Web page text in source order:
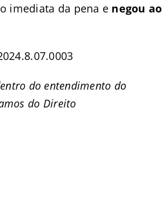
imediata da pena e negou ao
do entendimento do
do Direito